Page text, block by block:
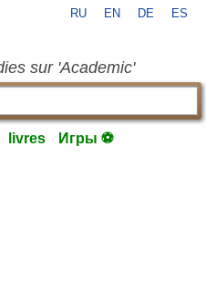
RU EN DE ES
sur 'Academic'
livres Игры ⚽